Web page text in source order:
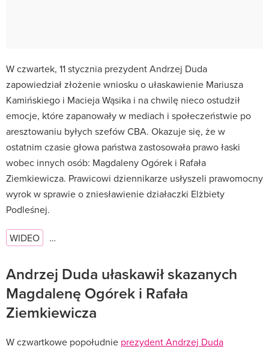
W czwartek, 11 stycznia prezydent Andrzej Duda
zapowiedział złożenie wniosku o ułaskawienie Mariusza
Kamińskiego i Macieja Wąsika i na chwilę nieco ostudził
emocje, które zapanowały w mediach i społeczeństwie po
aresztowaniu byłych szefów CBA. Okazuje się, że w
ostatnim czasie głowa państwa zastosowała prawo łaski
wobec innych osób: Magdaleny Ogórek i Rafała
Ziemkiewicza. Prawicowi dziennikarze usłyszeli prawomocny
wyrok w sprawie o zniesławienie działaczki Elżbiety
Podleśnej.
WIDEO …
Andrzej Duda ułaskawił skazanych
Magdalenę Ogórek i Rafała
Ziemkiewicza
W czwartkowe popołudnie prezydent Andrzej Duda